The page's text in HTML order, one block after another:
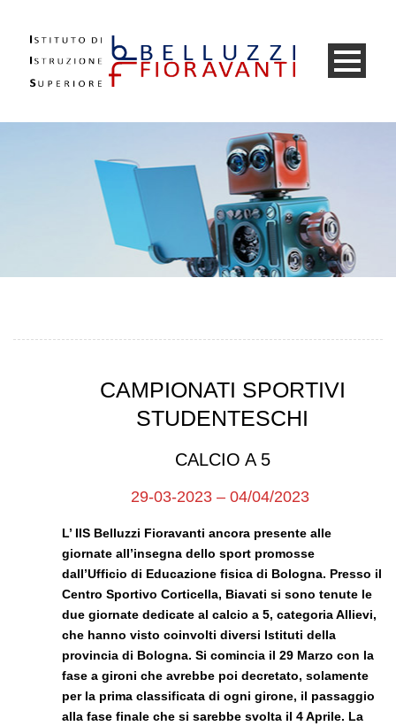
CAMPIONATI SPORTIVI
STUDENTESCHI
CALCIO A 5
29-03-2023 – 04/04/2023
L’ IIS Belluzzi Fioravanti ancora presente alle
giornate all’insegna dello sport promosse
dall’Ufficio di Educazione fisica di Bologna. Presso il
Centro Sportivo Corticella, Biavati si sono tenute le
due giornate dedicate al calcio a 5, categoria Allievi,
che hanno visto coinvolti diversi Istituti della
provincia di Bologna. Si comincia il 29 Marzo con la
fase a gironi che avrebbe poi decretato, solamente
per la prima classificata di ogni girone, il passaggio
alla fase finale che si sarebbe svolta il 4 Aprile. La